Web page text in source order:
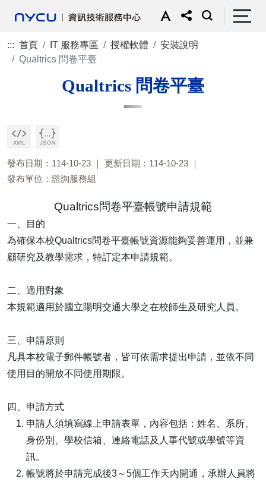
::: 首頁 IT 服務專區 授權軟體
安裝說明
Qualtrics 問卷平臺
Qualtrics 問卷平臺
發布日期：114-10-23
更新日期：114-10-23
發布單位：諮詢服務組
Qualtrics問卷平臺帳號申請規範
一、目的
為確保本校Qualtrics問卷平臺帳號資源能夠妥善運用，並兼
顧研究及教學需求，特訂定本申請規範。
二、適用對象
本規範適用於國立陽明交通大學之在校師生及研究人員。
三、申請原則
凡具本校電子郵件帳號者，皆可依需求提出申請，並依不同
使用目的開放不同使用期限。
四、申請方式
申請人須填寫線上申請表單，內容包括：姓名、系所、
身份別、學校信箱、連絡電話及人事代號或學號等資
訊。
帳號將於申請完成後3～5個工作天內開通，承辦人員將